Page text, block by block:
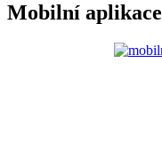
Mobilní aplikace